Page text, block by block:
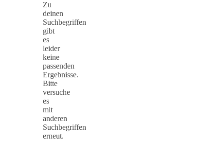
Zu
deinen
Suchbegriffen
gibt
es
leider
keine
passenden
Ergebnisse.
Bitte
versuche
es
mit
anderen
Suchbegriffen
erneut.